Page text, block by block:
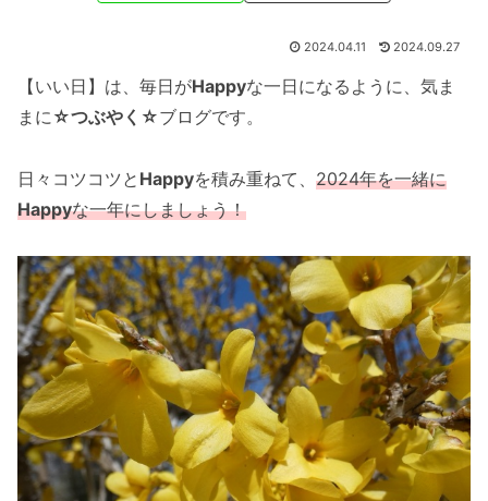
2024.04.11 2024.09.27
【いい日】は、毎日がHappyな一日になるように、気ま
まに☆つぶやく☆ブログです。
日々コツコツと Happyを積み重ねて、 2024年を一緒に
Happyな一年にしましょう！